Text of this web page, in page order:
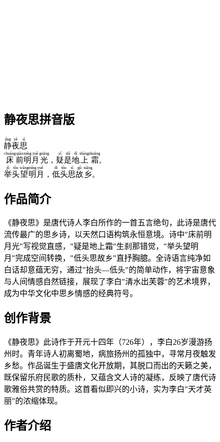
静夜思拼音版
静
jìng
夜
yè
思
sī
床
chuáng
前
qián
明
míng
月
yuè
光
guāng
， 疑
yí
是
shì
地
dì
上
shàng
霜
shuāng
。
举
jǔ
头
tóu
望
wàng
明
míng
月
yuè
， 低
dī
头
tóu
思
sī
故
gù
乡
xiāng
。
作品简介
《静夜思》是唐代诗人李白所作的一首五言绝句，此诗是唐代
流传最广的思乡诗，以天然口语构筑永恒意境。诗中"床前明
月光"写视觉直感，"疑是地上霜"生刹那错觉，"举头望明
月"完成空间转换，"低头思故乡"直抒胸臆。全诗语言纯净如
白话却意蕴无穷，通过"抬头—低头"的简单动作，将宇宙意象
与人间情感自然链接，展现了李白"清水出芙蓉"的艺术境界，
成为中华文化中思乡情感的经典符号。
创作背景
《静夜思》此诗作于开元十四年（726年），李白26岁漫游扬
州时。青年诗人初离蜀地，病旅扬州的孤独中，寻常月夜触发
乡愁。作品诞生于盛唐文化开放期，其脱口而出的天籁之美，
既保留乐府民歌的质朴，又蕴含文人诗的凝练，反映了唐代诗
歌雅俗共赏的特质。这首看似即兴的小诗，实为李白"天才英
丽"的浓缩体现。
作者介绍